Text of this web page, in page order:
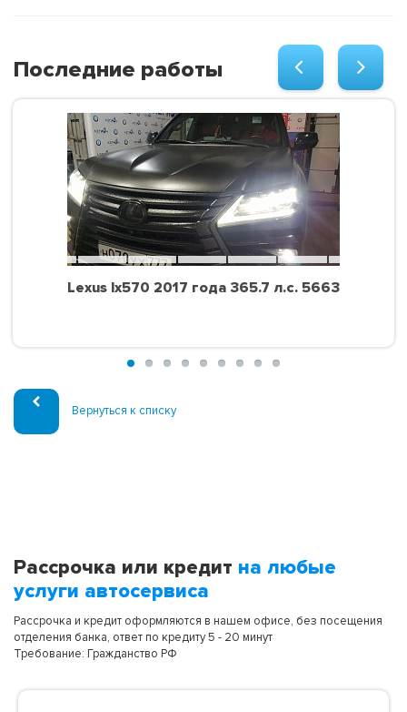
Последние работы
Lexus lx570 2017 года 365.7 л.с. 5663
Вернуться к списку
Рассрочка или кредит на любые
услуги автосервиса
Рассрочка и кредит оформляются в нашем офисе, без посещения
отделения банка, ответ по кредиту 5 - 20 минут
Требование: Гражданство РФ